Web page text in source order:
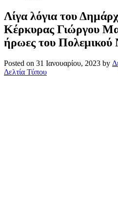
Λίγα λόγια του
Κέρκυρας Γιώργου
ήρωες του Πολεμικού
Posted on 31 Ιανουαρίου, 2023 by
Δελτία Τύπου